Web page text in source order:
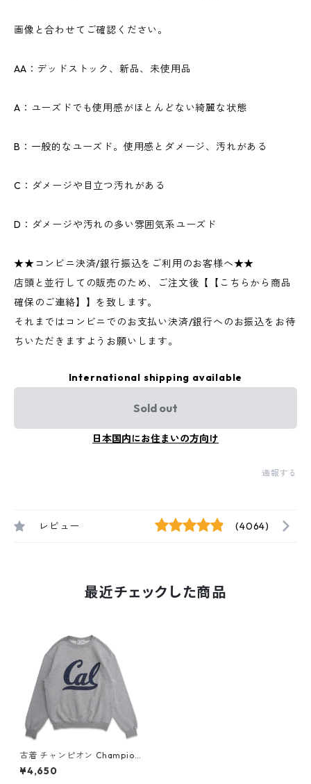
画像と合わせてご確認ください。
AA：デッドストック、新品、未使用品
A：ユーズドでも使用感がほとんどない綺麗な状態
B：一般的なユーズド。使用感とダメージ、汚れがある
C：ダメージや目立つ汚れがある
D：ダメージや汚れの多い雰囲気系ユーズド
★★コンビニ決済/銀行振込をご利用のお客様へ★★
店頭と並行しての販売のため、ご注文後【【こちらから商品
確保のご連絡】】を致します。
それまではコンビニでのお支払い決済/銀行へのお振込をお待
ちいただきますようお願いします。
International shipping available
Sold out
日本国内にお住まいの方向け
通報する
レビュー (4064)
最近チェックした商品
古着 チャンピオン Champion
カレッジ プリント スウェット
トレーナー グレー 表記：M
¥4,650